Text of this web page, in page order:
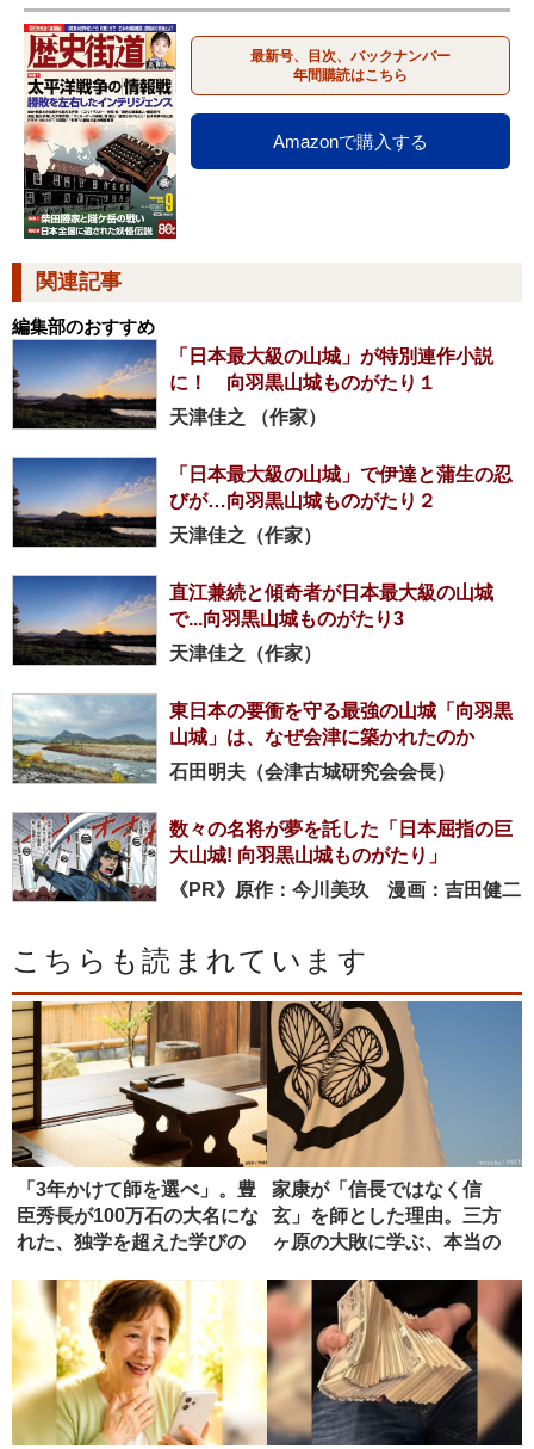
最新号、目次、バックナンバー
年間購読はこちら
Amazonで購入する
関連記事
編集部のおすすめ
「日本最大級の山城」が特別連作小説
に！ 向羽黒山城ものがたり１
天津佳之 （作家）
「日本最大級の山城」で伊達と蒲生の忍
びが…向羽黒山城ものがたり２
天津佳之（作家）
直江兼続と傾奇者が日本最大級の山城
で...向羽黒山城ものがたり3
天津佳之（作家）
東日本の要衝を守る最強の山城「向羽黒
山城」は、なぜ会津に築かれたのか
石田明夫（会津古城研究会会長）
数々の名将が夢を託した「日本屈指の巨
大山城! 向羽黒山城ものがたり」
《PR》原作：今川美玖 漫画：吉田健二
こちらも読まれています
「3年かけて師を選べ」。豊
臣秀長が100万石の大名にな
れた、独学を超えた学びの
家康が「信長ではなく信
玄」を師とした理由。三方
ヶ原の大敗に学ぶ、本当の